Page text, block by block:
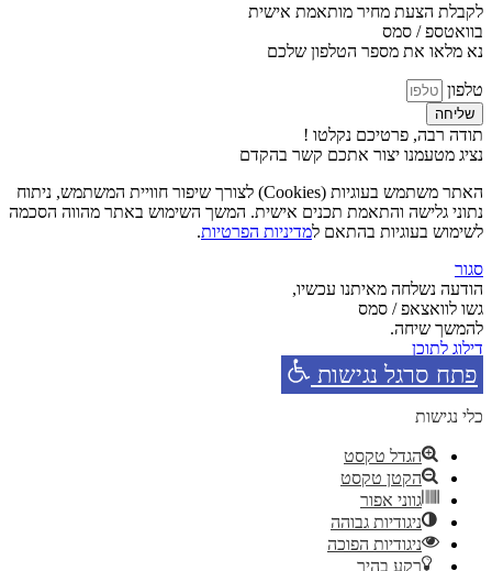
לקבלת הצעת מחיר מותאמת אישית
בוואטספ / סמס
נא מלאו את מספר הטלפון שלכם
טלפון
שליחה
תודה רבה, פרטיכם נקלטו !
נציג מטעמנו יצור אתכם קשר בהקדם
האתר משתמש בעוגיות (Cookies) לצורך שיפור חוויית המשתמש, ניתוח
נתוני גלישה והתאמת תכנים אישית. המשך השימוש באתר מהווה הסכמה
לשימוש בעוגיות בהתאם למדיניות הפרטיות.
סגור
הודעה נשלחה מאיתנו עכשיו,
גשו לוואצאפ / סמס
להמשך שיחה.
דילוג לתוכן
פתח סרגל נגישות
כלי נגישות
הגדל טקסט
הקטן טקסט
גווני אפור
ניגודיות גבוהה
ניגודיות הפוכה
רקע בהיר